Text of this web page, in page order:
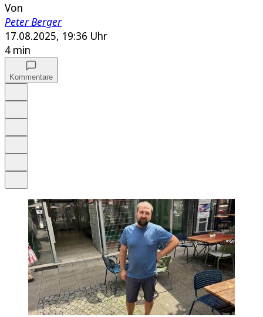
Von
Peter Berger
17.08.2025, 19:36 Uhr
4 min
Kommentare